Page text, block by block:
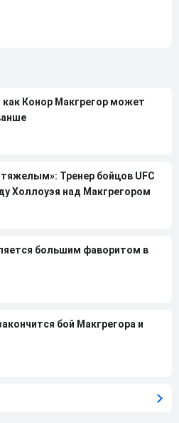
как Конор Макгрегор может
Тренер бойцов UFC
Холлоуэя над Макгрегором
большим фаворитом в
бой Макгрегора и